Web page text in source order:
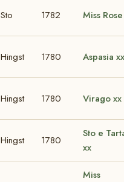
Sto 1782 Miss
Hingst 1780 Aspasia xx
Hingst 1780 Virago xx
Hingst 1780
Sto e
xx
Miss